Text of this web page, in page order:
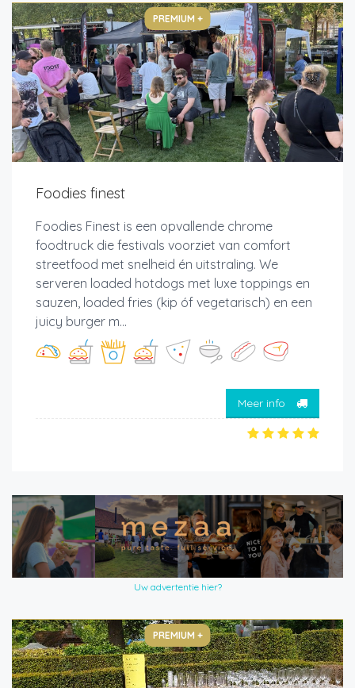
PREMIUM +
Foodies finest
Foodies Finest is een opvallende chrome
foodtruck die festivals voorziet van comfort
streetfood met snelheid én uitstraling. We
serveren loaded hotdogs met luxe toppings en
sauzen, loaded fries (kip óf vegetarisch) en een
juicy burger m...
Meer info
Uw advertentie hier?
PREMIUM +